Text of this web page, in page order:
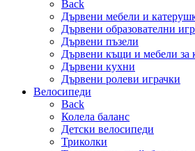
Back
Дървени мебели и
Дървени образователни
Дървени пъзели
Дървени къщи и мебели за
Дървени кухни
Дървени ролеви играчки
Велосипеди
Back
Колела баланс
Детски велосипеди
Триколки